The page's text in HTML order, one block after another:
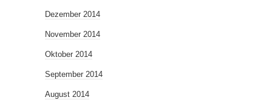
Dezember 2014
November 2014
Oktober 2014
September 2014
August 2014